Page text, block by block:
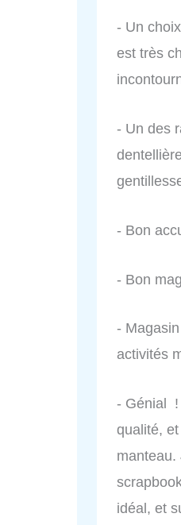
- Un
est très
- Un des
- Bon
- Bon
-
activités
- Génial !
qualité,
manteau.
idéal, et